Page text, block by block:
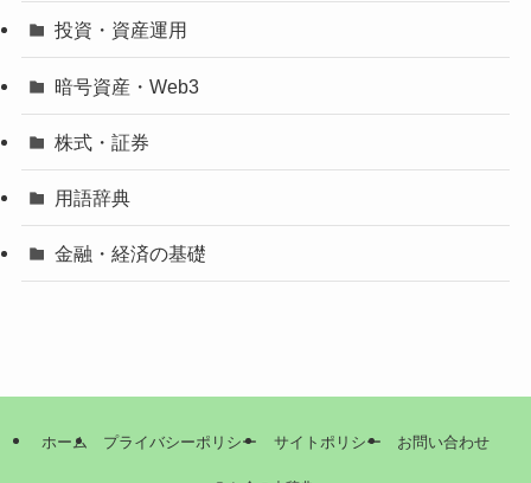
投資・資産運用
暗号資産・Web3
株式・証券
用語辞典
金融・経済の基礎
ホーム プライバシーポリシー サイトポリシー お問い合わせ